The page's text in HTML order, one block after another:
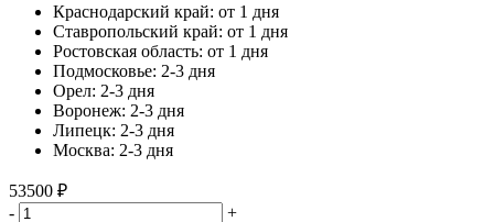
Краснодарский край: от 1 дня
Ставропольский край: от 1 дня
Ростовская область: от 1 дня
Подмосковье: 2-3 дня
Орел: 2-3 дня
Воронеж: 2-3 дня
Липецк: 2-3 дня
Москва: 2-3 дня
53500 ₽
-
+